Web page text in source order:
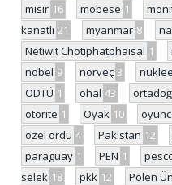
mısır 16 mobese 1
kanatlı 21 myanmar 8
Netiwit Chotiphatphaisal 1
nobel 9 norveç 3
ODTÜ 1 ohal 43
otorite 1 Oyak 10
özel ordu 4 Pakistan 12
paraguay 1 PEN 1
selek 18 pkk 12 Polen